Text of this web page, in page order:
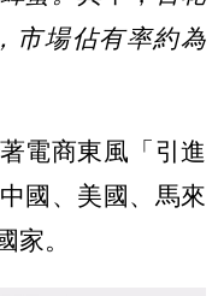
市場佔有率約為
電商東風「引進
國、美國、馬來
家。